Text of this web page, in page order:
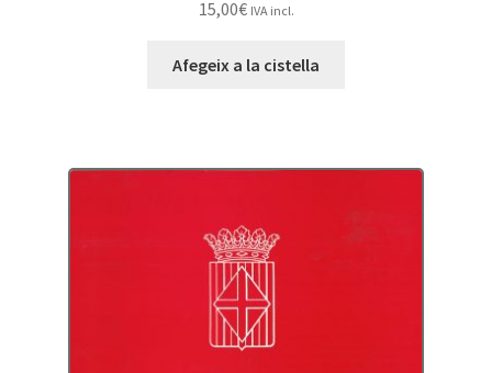
15,00€ IVA incl.
Afegeix a la cistella